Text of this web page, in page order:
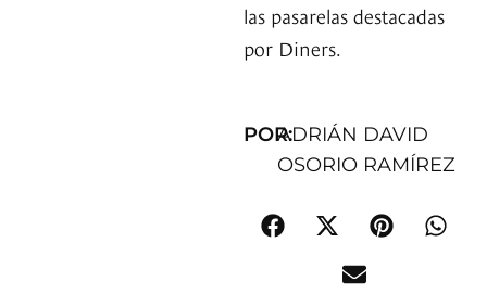
las pasarelas destacadas
por Diners.
POR:ADRIÁN DAVID
OSORIO RAMÍREZ